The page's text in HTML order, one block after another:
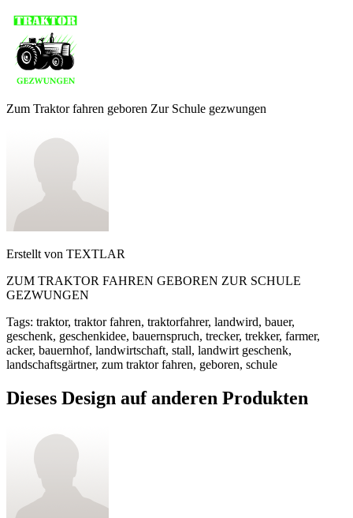
Zum Traktor fahren geboren Zur Schule gezwungen
Erstellt von TEXTLAR
ZUM TRAKTOR FAHREN GEBOREN ZUR SCHULE
GEZWUNGEN
Tags: traktor, traktor fahren, traktorfahrer, landwird, bauer,
geschenk, geschenkidee, bauernspruch, trecker, trekker, farmer,
acker, bauernhof, landwirtschaft, stall, landwirt geschenk,
landschaftsgärtner, zum traktor fahren, geboren, schule
Dieses Design auf anderen Produkten